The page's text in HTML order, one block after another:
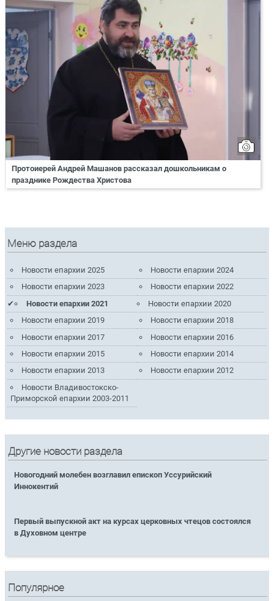
Протоиерей Андрей Машанов рассказал дошкольникам о
празднике Рождества Христова
Меню раздела
Новости епархии 2025
Новости епархии 2024
Новости епархии 2023
Новости епархии 2022
Новости епархии 2021
Новости епархии 2020
Новости епархии 2019
Новости епархии 2018
Новости епархии 2017
Новости епархии 2016
Новости епархии 2015
Новости епархии 2014
Новости епархии 2013
Новости епархии 2012
Новости Владивостокско-
Приморской епархии 2003-2011
Другие новости раздела
Новогодний молебен возглавил епископ Уссурийский
Иннокентий
Первый выпускной акт на курсах церковных чтецов состоялся
в Духовном центре
Популярное